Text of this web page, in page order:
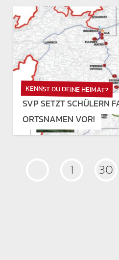
KENNST DU DEINE HEIMAT?
SVP SETZT SCHÜLERN
ORTSNAMEN VOR!
1 30